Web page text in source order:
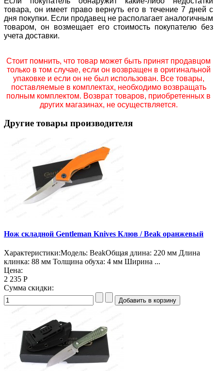
товара, он имеет право вернуть его в течение 7 дней с
дня покупки. Если продавец не располагает аналогичным
товаром, он возмещает его стоимость покупателю без
учета доставки.
Стоит помнить, что товар может быть принят продавцом
только в том случае, если он возвращен в оригинальной
упаковке и если он не был использован. Все товары,
поставляемые в комплектах, необходимо возвращать
полным комплектом. Возврат товаров, приобретенных в
других магазинах, не осуществляется.
Другие товары производителя
Нож складной Gentleman Knives Клюв / Beak оранжевый
Характеристики:Модель: BeakОбщая длина: 220 мм Длина
клинка: 88 мм Толщина обуха: 4 мм Ширина ...
Цена:
2 235 Р
Сумма скидки: